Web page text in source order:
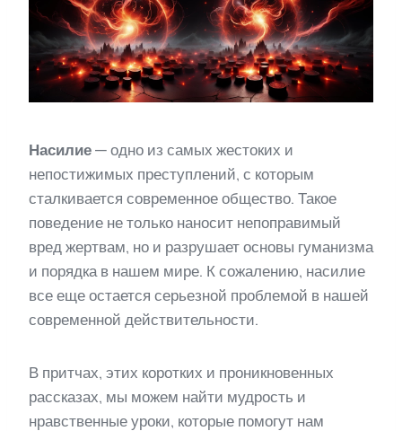
Насилие — одно из самых жестоких и
непостижимых преступлений, с которым
сталкивается современное общество. Такое
поведение не только наносит непоправимый
вред жертвам, но и разрушает основы гуманизма
и порядка в нашем мире. К сожалению, насилие
все еще остается серьезной проблемой в нашей
современной действительности.
В притчах, этих коротких и проникновенных
рассказах, мы можем найти мудрость и
нравственные уроки, которые помогут нам